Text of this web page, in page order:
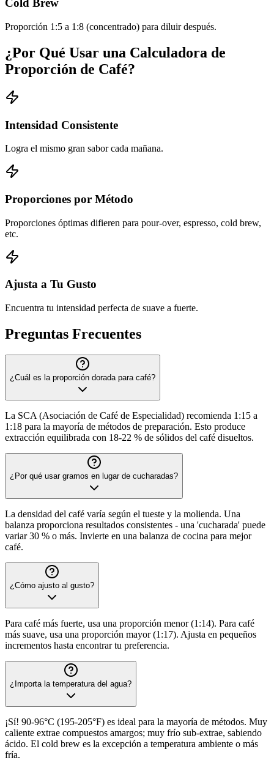
Cold Brew
Proporción 1:5 a 1:8 (concentrado) para diluir después.
¿Por Qué Usar una Calculadora de
Proporción de Café?
Intensidad Consistente
Logra el mismo gran sabor cada mañana.
Proporciones por Método
Proporciones óptimas difieren para pour-over, espresso, cold brew,
etc.
Ajusta a Tu Gusto
Encuentra tu intensidad perfecta de suave a fuerte.
Preguntas Frecuentes
¿Cuál es la proporción dorada para café?
La SCA (Asociación de Café de Especialidad) recomienda 1:15 a
1:18 para la mayoría de métodos de preparación. Esto produce
extracción equilibrada con 18-22 % de sólidos del café disueltos.
¿Por qué usar gramos en lugar de cucharadas?
La densidad del café varía según el tueste y la molienda. Una
balanza proporciona resultados consistentes - una 'cucharada' puede
variar 30 % o más. Invierte en una balanza de cocina para mejor
café.
¿Cómo ajusto al gusto?
Para café más fuerte, usa una proporción menor (1:14). Para café
más suave, usa una proporción mayor (1:17). Ajusta en pequeños
incrementos hasta encontrar tu preferencia.
¿Importa la temperatura del agua?
¡Sí! 90-96°C (195-205°F) es ideal para la mayoría de métodos. Muy
caliente extrae compuestos amargos; muy frío sub-extrae, sabiendo
ácido. El cold brew es la excepción a temperatura ambiente o más
fría.